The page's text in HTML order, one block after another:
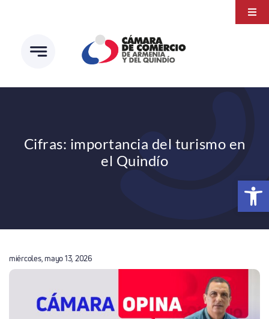
Abrir
contenido
Cifras: importancia del turismo en
el Quindío
miércoles, mayo 13, 2026